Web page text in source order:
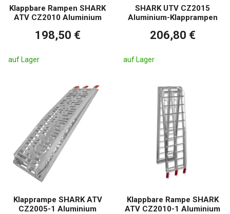
Klappbare Rampen SHARK
ATV CZ2010 Aluminium
198,50 €
auf Lager
SHARK UTV CZ2015
Aluminium-Klapprampen
206,80 €
auf Lager
Klapprampe SHARK ATV
CZ2005-1 Aluminium
Klappbare Rampe SHARK
ATV CZ2010-1 Aluminium